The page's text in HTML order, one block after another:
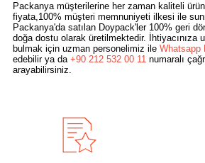
Packanya müşterilerine her zaman kaliteli
fiyata,100% müşteri memnuniyeti ilkesi ile
Packanya'da satılan Doypack'ler 100% geri
doğa dostu olarak üretilmektedir. İhtiyacınıza
bulmak için uzman personelimiz ile Whatsapp
edebilir ya da +90 212 532 00 11numaralı
arayabilirsiniz.